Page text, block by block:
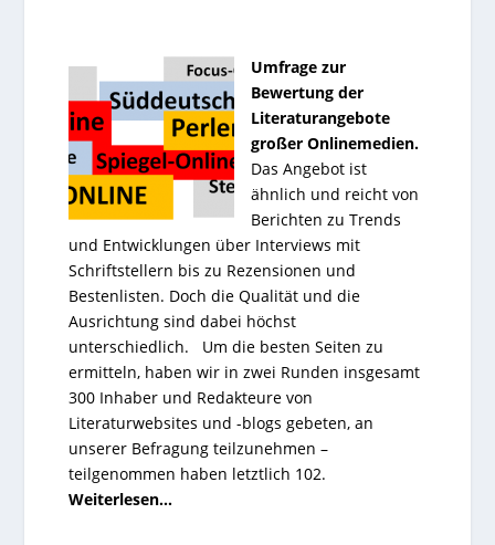
Umfrage zur
Bewertung der
Literaturangebote
großer Onlinemedien.
Das Angebot ist
ähnlich und reicht von
Berichten zu Trends
und Entwicklungen über Interviews mit
Schriftstellern bis zu Rezensionen und
Bestenlisten. Doch die Qualität und die
Ausrichtung sind dabei höchst
unterschiedlich. Um die besten Seiten zu
ermitteln, haben wir in zwei Runden insgesamt
300 Inhaber und Redakteure von
Literaturwebsites und -blogs gebeten, an
unserer Befragung teilzunehmen –
teilgenommen haben letztlich 102.
Weiterlesen…